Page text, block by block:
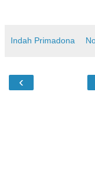
Indah Primadona
‹